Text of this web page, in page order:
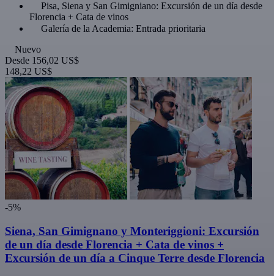
Pisa, Siena y San Gimigniano: Excursión de un día desde
Florencia + Cata de vinos
Galería de la Academia: Entrada prioritaria
Nuevo
Desde 156,02 US$
148,22 US$
-5%
Siena, San Gimignano y Monteriggioni: Excursión
de un día desde Florencia + Cata de vinos +
Excursión de un día a Cinque Terre desde Florencia